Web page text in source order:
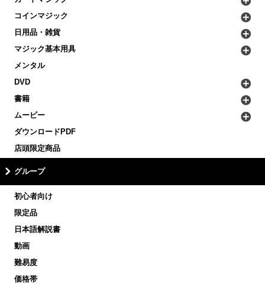
コインマジック
日用品・雑貨
マジック基本用具
メンタル
DVD
書籍
ムービー
ダウンロードPDF
店頭限定商品
グループ
初心者向け
限定品
日本語解説書
動画
難易度
価格帯